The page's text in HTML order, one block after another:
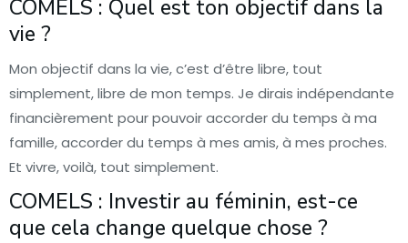
COMELS : Quel est ton objectif dans la
vie ?
Mon objectif dans la vie, c’est d’être libre, tout
simplement, libre de mon temps. Je dirais indépendante
financièrement pour pouvoir accorder du temps à ma
famille, accorder du temps à mes amis, à mes proches.
Et vivre, voilà, tout simplement.
COMELS : Investir au féminin, est-ce
que cela change quelque chose ?